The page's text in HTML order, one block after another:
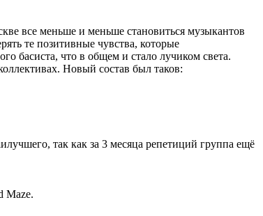
все меньше и меньше становиться музыкантов
те позитивные чувства, которые
басиста, что в общем и стало лучиком света.
Новый состав был таков:
так как за 3 месяца репетиций группа ещё
Maze.